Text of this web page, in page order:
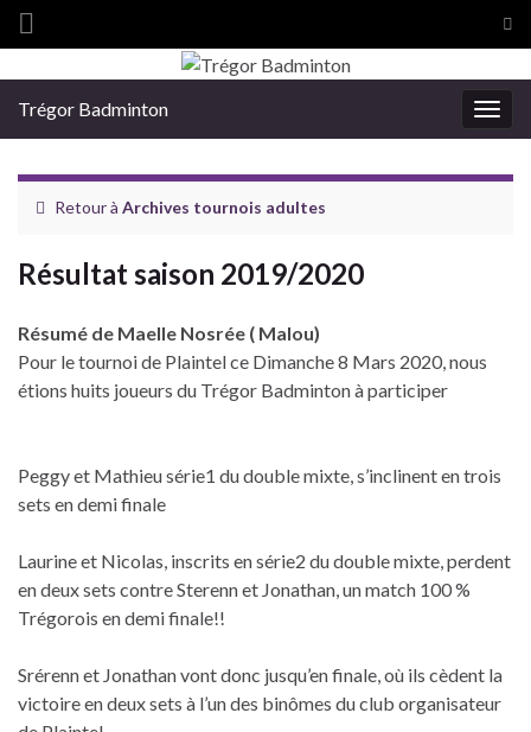
Search for:
Trégor Badminton
Retour à Archives tournois adultes
Résultat saison 2019/2020
Résumé de Maelle Nosrée ( Malou)
Pour le tournoi de Plaintel ce Dimanche 8 Mars 2020, nous
étions huits joueurs du Trégor Badminton à participer
Peggy et Mathieu série1 du double mixte, s’inclinent en trois
sets en demi finale
Laurine et Nicolas, inscrits en série2 du double mixte, perdent
en deux sets contre Sterenn et Jonathan, un match 100 %
Trégorois en demi finale!!
Srérenn et Jonathan vont donc jusqu’en finale, où ils cèdent la
victoire en deux sets à l’un des binômes du club organisateur